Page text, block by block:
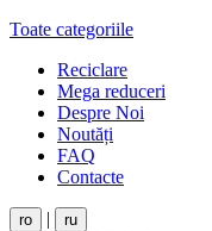
Toate categoriile
Reciclare
Mega reduceri
Despre Noi
Noutăți
FAQ
Contacte
ro | ru